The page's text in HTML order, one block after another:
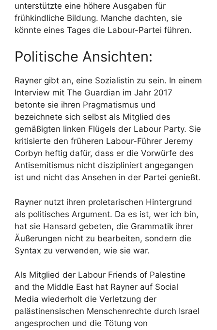
unterstützte eine höhere Ausgaben für
frühkindliche Bildung. Manche dachten, sie
könnte eines Tages die Labour-Partei führen.
Politische Ansichten:
Rayner gibt an, eine Sozialistin zu sein. In einem
Interview mit The Guardian im Jahr 2017
betonte sie ihren Pragmatismus und
bezeichnete sich selbst als Mitglied des
gemäßigten linken Flügels der Labour Party. Sie
kritisierte den früheren Labour-Führer Jeremy
Corbyn heftig dafür, dass er die Vorwürfe des
Antisemitismus nicht diszipliniert angegangen
ist und nicht das Ansehen in der Partei genießt.
Rayner nutzt ihren proletarischen Hintergrund
als politisches Argument. Da es ist, wer ich bin,
hat sie Hansard gebeten, die Grammatik ihrer
Äußerungen nicht zu bearbeiten, sondern die
Syntax zu verwenden, wie sie war.
Als Mitglied der Labour Friends of Palestine
and the Middle East hat Rayner auf Social
Media wiederholt die Verletzung der
palästinensischen Menschenrechte durch Israel
angesprochen und die Tötung von